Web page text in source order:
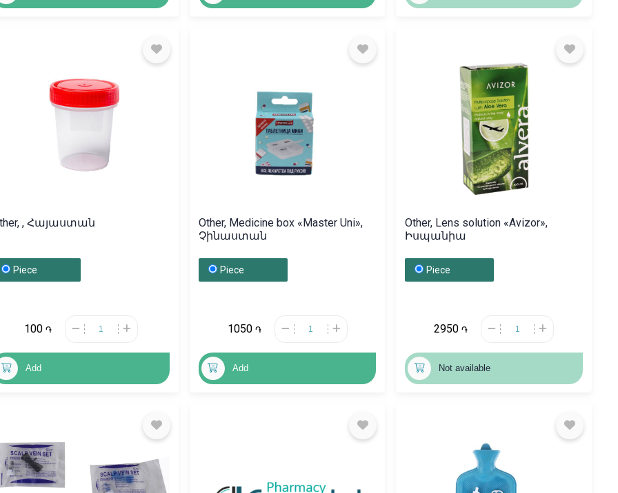
, Հայաստան
Piece
100 ֏
Add
Other, Medicine box «Master Uni»,
Չինաստան
Piece
1050 ֏
Add
Other, Lens solution «Avizor»,
Իսպանիա
Piece
2950֏
Not available